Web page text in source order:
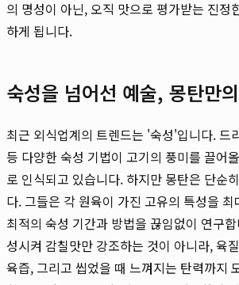
의 명성이 아닌, 오직 맛으로 평가받는 진정
하게 됩니다.
숙성을 넘어선 예술, 몽탄만
최근 외식업계의 트렌드는 '숙성'입니다. 드
등 다양한 숙성 기법이 고기의 풍미를 끌어
로 인식되고 있습니다. 하지만 몽탄은 단순
다. 그들은 각 원육이 가진 고유의 특성을
최적의 숙성 기간과 방법을 끊임없이 연구
성시켜 감칠맛만 강조하는 것이 아니라, 육
육즙, 그리고 씹었을 때 느껴지는 탄력까지